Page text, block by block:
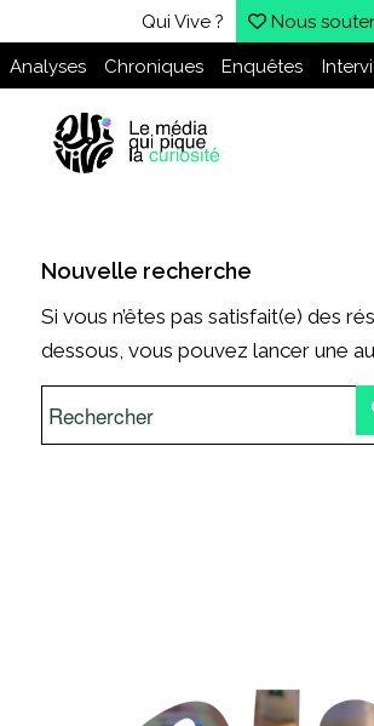
Qui Vive ? Nous
Analyses Chroniques Enquêtes
Nouvelle recherche
Si vous n’êtes pas satisfait(e) des
dessous, vous pouvez lancer une